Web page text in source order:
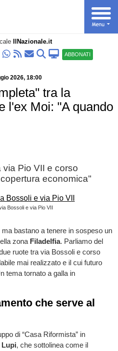
IlNazionale.it
ABBONATI
2026, 18:00
tra la
l'ex Moi: "A quando
via Pio VII e corso
economica"
Bossoli e via Pio VII
bastano a tenere in sospeso un
zona Filadelfia. Parliamo del
ruote tra via Bossoli e corso
mai realizzato e il cui futuro
tema tornato a galla in
che serve al
di “Casa Riformista” in
, che sottolinea come il